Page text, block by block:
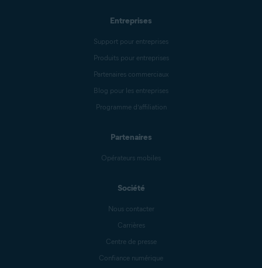
Entreprises
Support pour entreprises
Produits pour entreprises
Partenaires commerciaux
Blog pour les entreprises
Programme d’affiliation
Partenaires
Opérateurs mobiles
Société
Nous contacter
Carrières
Centre de presse
Confiance numérique